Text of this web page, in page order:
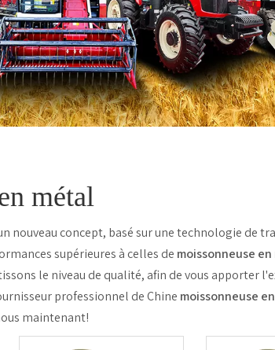
métal
nouveau concept, basé sur une technologie de
supérieures à celles de moissonneuse
le niveau de qualité, afin de vous apporter
professionnel de Chine moissonneuse
maintenant!